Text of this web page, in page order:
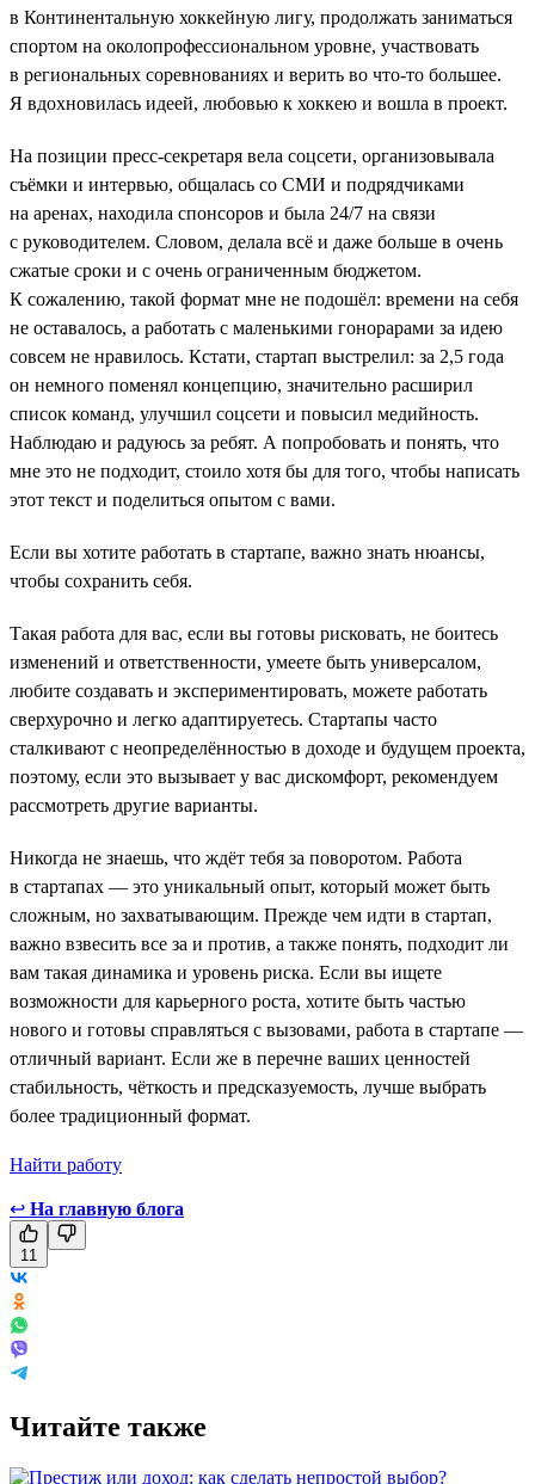
в Континентальную хоккейную лигу, продолжать заниматься
спортом на околопрофессиональном уровне, участвовать
в региональных соревнованиях и верить во что-то большее.
Я вдохновилась идеей, любовью к хоккею и вошла в проект.
На позиции пресс-секретаря вела соцсети, организовывала
съёмки и интервью, общалась со СМИ и подрядчиками
на аренах, находила спонсоров и была 24/7 на связи
с руководителем. Словом, делала всё и даже больше в очень
сжатые сроки и с очень ограниченным бюджетом.
К сожалению, такой формат мне не подошёл: времени на себя
не оставалось, а работать с маленькими гонорарами за идею
совсем не нравилось. Кстати, стартап выстрелил: за 2,5 года
он немного поменял концепцию, значительно расширил
список команд, улучшил соцсети и повысил медийность.
Наблюдаю и радуюсь за ребят. А попробовать и понять, что
мне это не подходит, стоило хотя бы для того, чтобы написать
этот текст и поделиться опытом с вами.
Если вы хотите работать в стартапе, важно знать нюансы,
чтобы сохранить себя.
Такая работа для вас, если вы готовы рисковать, не боитесь
изменений и ответственности, умеете быть универсалом,
любите создавать и экспериментировать, можете работать
сверхурочно и легко адаптируетесь. Стартапы часто
сталкивают с неопределённостью в доходе и будущем проекта,
поэтому, если это вызывает у вас дискомфорт, рекомендуем
рассмотреть другие варианты.
Никогда не знаешь, что ждёт тебя за поворотом. Работа
в стартапах — это уникальный опыт, который может быть
сложным, но захватывающим. Прежде чем идти в стартап,
важно взвесить все за и против, а также понять, подходит ли
вам такая динамика и уровень риска. Если вы ищете
возможности для карьерного роста, хотите быть частью
нового и готовы справляться с вызовами, работа в стартапе —
отличный вариант. Если же в перечне ваших ценностей
стабильность, чёткость и предсказуемость, лучше выбрать
более традиционный формат.
Найти работу
↩ На главную блога
11
Читайте также